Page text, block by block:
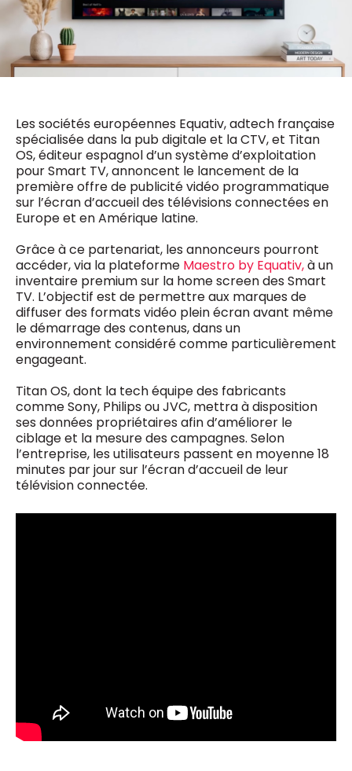
Les sociétés européennes Equativ, adtech française
spécialisée dans la pub digitale et la CTV, et Titan
OS, éditeur espagnol d’un système d’exploitation
pour Smart TV, annoncent le lancement de la
première offre de publicité vidéo programmatique
sur l’écran d’accueil des télévisions connectées en
Europe et en Amérique latine.
Grâce à ce partenariat, les annonceurs pourront
accéder, via la plateforme Maestro by Equativ,à un
inventaire premium sur la home screen des Smart
TV. L’objectif est de permettre aux marques de
diffuser des formats vidéo plein écran avant même
le démarrage des contenus, dans un
environnement considéré comme particulièrement
engageant.
Titan OS, dont la tech équipe des fabricants
comme Sony, Philips ou JVC, mettra à disposition
ses données propriétaires afin d’améliorer le
ciblage et la mesure des campagnes. Selon
l’entreprise, les utilisateurs passent en moyenne 18
minutes par jour sur l’écran d’accueil de leur
télévision connectée.
0498 88 64 89
f.bouchar@mm.be
Chief Editor
Griet Byl
Chief Editor
Damien Lemaire
0477 37 31 65
d.lemaire@mm.be
VALIDER
NOTRE CONTENU DIGITAL :
access
5 x week
MM e - News
1 x week
MM Brunch
1 x week
MM Tech
10 x year
MM Best of
Research
10 x year
4 x year
(digital)
Des questions ?